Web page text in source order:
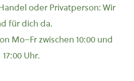
oder Privatperson: Wir
für dich da.
Mo–Fr zwischen 10:00 und
17:00 Uhr.